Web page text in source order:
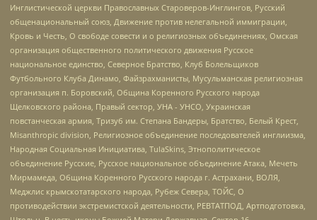
Инглистической церкви Православных Староверов-Инглингов, Русский
общенациональный союз, Движение против нелегальной иммиграции,
Кровь и Честь, О свободе совести и о религиозных объединениях, Омская
организация общественного политического движения Русское
национальное единство, Северное Братство, Клуб Болельщиков
Футбольного Клуба Динамо, Файзрахманисты, Мусульманская религиозная
организация п. Боровский, Община Коренного Русского народа
Щелковского района, Правый сектор, УНА - УНСО, Украинская
повстанческая армия, Тризуб им. Степана Бандеры, Братство, Белый Крест,
Misanthropic division, Религиозное объединение последователей инглиизма,
Народная Социальная Инициатива, TulaSkins, Этнополитическое
объединение Русские, Русское национальное объединение Атака, Мечеть
Мирмамеда, Община Коренного Русского народа г. Астрахани, ВОЛЯ,
Меджлис крымскотатарского народа, Рубеж Севера, ТОЙС, О
противодействии экстремистской деятельности, РЕВТАТПОД, Артподготовка,